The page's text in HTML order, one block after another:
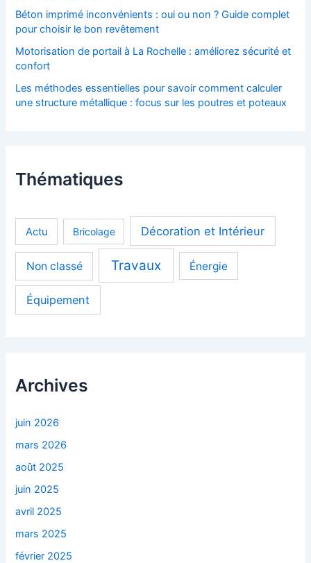
Béton imprimé inconvénients : oui ou non ? Guide complet
pour choisir le bon revêtement
Motorisation de portail à La Rochelle : améliorez sécurité et
confort
Les méthodes essentielles pour savoir comment calculer
une structure métallique : focus sur les poutres et poteaux
Thématiques
Actu Bricolage Décoration et Intérieur
Non classé Travaux Énergie
Équipement
Archives
juin 2026
mars 2026
août 2025
juin 2025
avril 2025
mars 2025
février 2025